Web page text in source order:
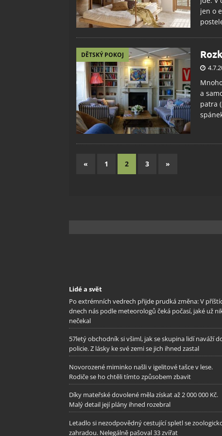
jen o
DĚTSKÝ POKOJ
a
patra
« 1 2 3 »
Lidé a svět
Po extrémních vedrech přijde prudká změna: V
dnech nás podle meteorologů čeká počasí, jaké už
nečekal
57letý obchodník si všiml, jak se skupina lidí naváží
policie. Z lásky ke své zemi se jich ihned zastal
Novorozené miminko našli v igelitové tašce v lese.
Rodiče se ho chtěli tímto způsobem zbavit
Díky mateřské dovolené měla získat až 2 000 000 Kč.
Malý detail její plány ihned rozebral
Letadlo si nezodpovědný cestující spletl se
zahradou. Nelegálně pašoval 33 zvířat